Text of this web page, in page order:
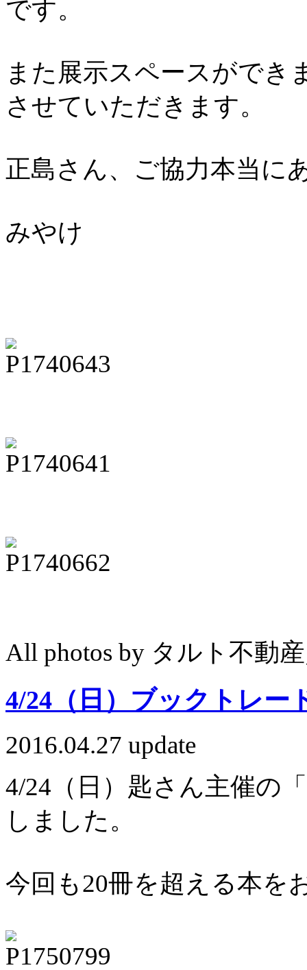
です。
また展示スペースができ
させていただきます。
正島さん、ご協力本当に
みやけ
All photos by タルト不動
4/24（日）ブックトレー
2016.04.27 update
4/24（日）匙さん主催の
しました。
今回も20冊を超える本を